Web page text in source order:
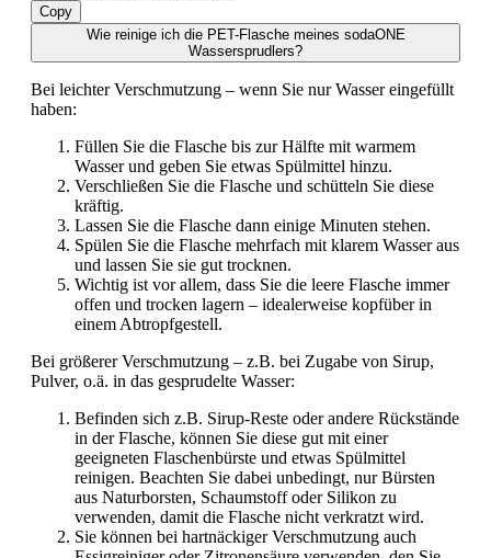
Copy
Wie reinige ich die PET-Flasche meines sodaONE
Wassersprudlers?
Bei leichter Verschmutzung – wenn Sie nur Wasser eingefüllt
haben:
Füllen Sie die Flasche bis zur Hälfte mit warmem
Wasser und geben Sie etwas Spülmittel hinzu.
Verschließen Sie die Flasche und schütteln Sie diese
kräftig.
Lassen Sie die Flasche dann einige Minuten stehen.
Spülen Sie die Flasche mehrfach mit klarem Wasser aus
und lassen Sie sie gut trocknen.
Wichtig ist vor allem, dass Sie die leere Flasche immer
offen und trocken lagern – idealerweise kopfüber in
einem Abtropfgestell.
Bei größerer Verschmutzung – z.B. bei Zugabe von Sirup,
Pulver, o.ä. in das gesprudelte Wasser:
Befinden sich z.B. Sirup-Reste oder andere Rückstände
in der Flasche, können Sie diese gut mit einer
geeigneten Flaschenbürste und etwas Spülmittel
reinigen. Beachten Sie dabei unbedingt, nur Bürsten
aus Naturborsten, Schaumstoff oder Silikon zu
verwenden, damit die Flasche nicht verkratzt wird.
Sie können bei hartnäckiger Verschmutzung auch